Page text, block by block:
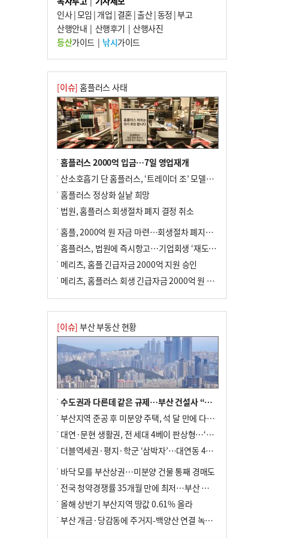
8
통영시민 추석 전 35만 원 받는다
9
부산 철강공장 50대 노동자 추락사
10 국힘 부산시당, ‘정이한 조력’ 시의원 윤리
위에…‘한동훈 지지’도 신고접수
인사|모임 | 개업 | 결혼|출산|동정 |부고
산행안내 | 산행후기 | 산행사진
등산가이드| 낚시가이드
[이슈] 홈플러스 사태
홈플러스 2000억 입금…7일 영업재개
산소호흡기 단 홈플러스, ‘트레이더 조’ 모델로 살아날까
홈플러스 정상화 실낱 희망
법원, 홈플러스 회생절차 폐지 결정 취소
홈플, 2000억 원 자금 마련…회생절차 폐지에 즉시항고(종합)
홈플러스, 법원에 즉시항고…기업회생 ‘재도전’
메리츠, 홈플 긴급자금 2000억 지원 승인
메리츠, 홈플러스 회생 긴급자금 2000억 원 지원 승인
[이슈] 부산 부동산 현황
수도권과 다른데 같은 규제…부산 건설사 “쓰러지기 직전”
부산지역 준공 후 미분양 주택, 석 달 만에 다시 3000가구 넘어서
대연·문현 생활권, 전 세대 4베이 판상형…‘더샵 트리센트’ 내달 분양
더블역세권·평지·학군 ‘삼박자’…대연동 42층 브랜드 단지
바닥 모를 부산상권…미분양 건물 통째 경매도
전국 청약경쟁률 35개월 만에 최저…부산 미분양 ‘적체’ 심화
올해 상반기 부산지역 땅값 0.61% 올라
부산 개금·당감동에 주거지-백양산 연결 녹지 조성